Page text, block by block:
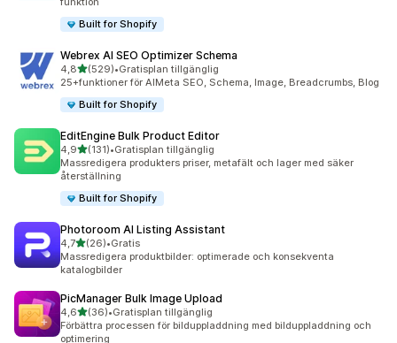
Built for Shopify
Webrex AI SEO Optimizer Schema
4,8av 5 stjärnor
(529)
529 recensioner totalt
•Gratisplan tillgänglig
25+funktioner för AIMeta SEO, Schema, Image, Breadcrumbs, Blog
Built for Shopify
EditEngine Bulk Product Editor
4,9av 5 stjärnor
(131)
131 recensioner totalt
•Gratisplan tillgänglig
Massredigera produkters priser, metafält och lager med säker
återställning
Built for Shopify
Photoroom AI Listing Assistant
4,7av 5 stjärnor
(26)
26 recensioner totalt
•Gratis
Massredigera produktbilder: optimerade och konsekventa
katalogbilder
PicManager Bulk Image Upload
4,6av 5 stjärnor
(36)
36 recensioner totalt
•Gratisplan tillgänglig
Förbättra processen för bilduppladdning med bilduppladdning och
optimering